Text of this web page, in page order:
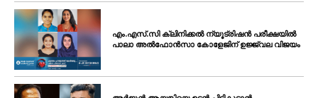
എം.എസ്.സി ക്ലിനിക്കൽ ന്യൂട്രിഷൻ പരീക്ഷയിൽ
പാലാ അൽഫോൻസാ കോളേജിന് ഉജ്ജ്വല വിജയം